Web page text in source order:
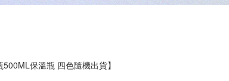
保溫瓶 四色隨機出貨】